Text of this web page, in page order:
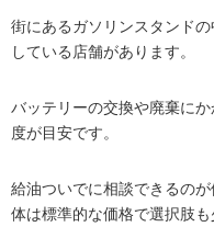
街にあるガソリンスタンド
している店舗があります。
バッテリーの交換や廃棄に
度が目安です。
給油ついでに相談できるの
体は標準的な価格で選択肢も